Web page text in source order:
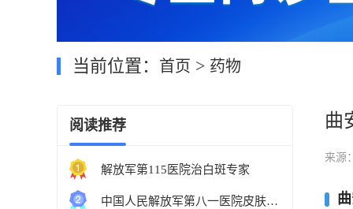
当前位置： 首页 > 药物
阅读推荐
解放军第115医院治白斑专家
中国人民解放军第八一医院皮肤科最好的医生
曲
来源：